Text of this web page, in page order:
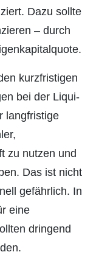
Dazu sollte
– durch
kurzfristigen
bei der Liqui­
langfristige
zu nutzen und
Das ist nicht
gefährlich. In
eine
dringend